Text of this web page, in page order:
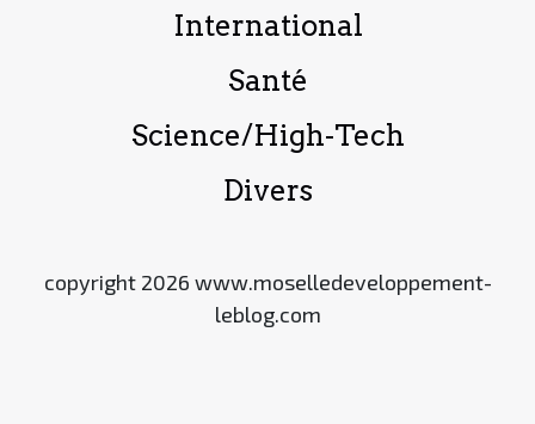
International
Santé
Science/High-Tech
Divers
copyright 2026 www.moselledeveloppement-
leblog.com